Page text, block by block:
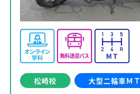
松崎校 大型二輪車ＭＴ